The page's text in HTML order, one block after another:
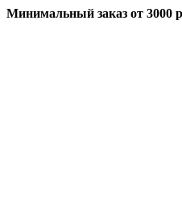
Минимальный заказ от 3000